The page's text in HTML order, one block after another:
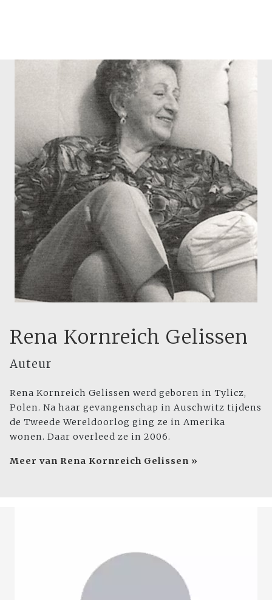
Rena Kornreich Gelissen
Auteur
Rena Kornreich Gelissen werd geboren in Tylicz,
Polen. Na haar gevangenschap in Auschwitz tijdens
de Tweede Wereldoorlog ging ze in Amerika
wonen. Daar overleed ze in 2006.
Meer van Rena Kornreich Gelissen »